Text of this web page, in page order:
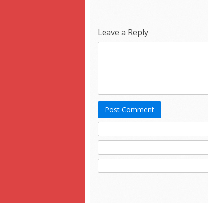
Leave a Reply
Post Comment